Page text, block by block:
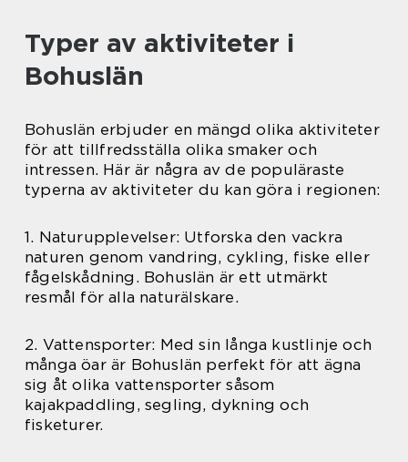
Typer av aktiviteter i
Bohuslän
Bohuslän erbjuder en mängd olika aktiviteter
för att tillfredsställa olika smaker och
intressen. Här är några av de populäraste
typerna av aktiviteter du kan göra i regionen:
1. Naturupplevelser: Utforska den vackra
naturen genom vandring, cykling, fiske eller
fågelskådning. Bohuslän är ett utmärkt
resmål för alla naturälskare.
2. Vattensporter: Med sin långa kustlinje och
många öar är Bohuslän perfekt för att ägna
sig åt olika vattensporter såsom
kajakpaddling, segling, dykning och
fisketurer.